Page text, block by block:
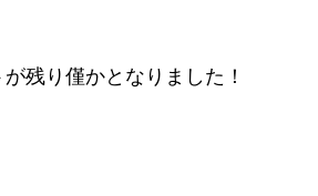
残り僅かとなりました！